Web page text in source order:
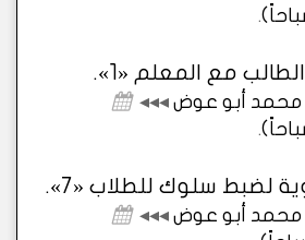
.
مع المعلم «1».
محمد أبو عوض ◂◂◂
.
محمد أبو عوض ◂◂◂